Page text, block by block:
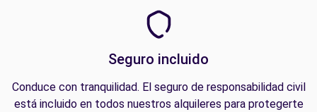
Seguro incluido
Conduce con tranquilidad. El seguro de responsabilidad civil
está incluido en todos nuestros alquileres para protegerte